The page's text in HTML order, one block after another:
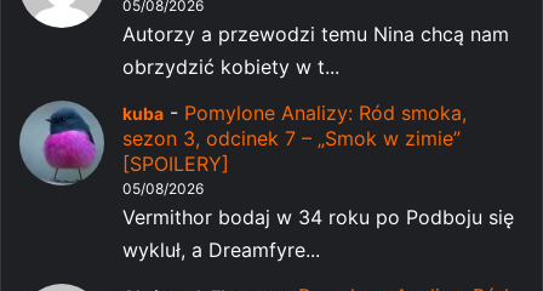
05/08/2026
Autorzy a przewodzi temu Nina chcą nam
obrzydzić kobiety w t...
kuba - Pomylone Analizy: Ród smoka,
sezon 3, odcinek 7 – „Smok w zimie”
[SPOILERY]
05/08/2026
Vermithor bodaj w 34 roku po Podboju się
wykluł, a Dreamfyre...